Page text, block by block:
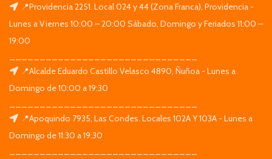
📍Providencia 2251. Local 024 y 44 (Zona Franca), Providencia -
Lunes a Viernes 10:00 – 20:00 Sábado, Domingo y Feriados 11:00 –
19:00
📍Alcalde Eduardo Castillo Velasco 4890, Ñuñoa - Lunes a
Domingo de 10:00 a 19:30
📍Apoquindo 7935, Las Condes. Locales 102A Y 103A - Lunes a
Domingo de 11:30 a 19:30